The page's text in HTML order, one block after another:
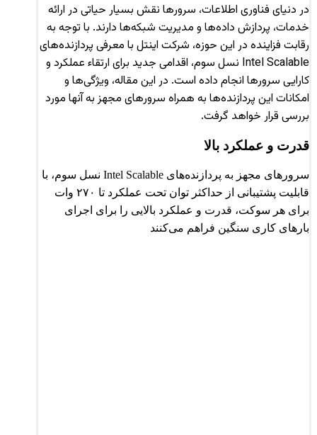
در دنیای فناوری اطلاعات، سرورها نقش بسیار حیاتی در ارائه
خدمات، پردازش داده‌ها و مدیریت شبکه‌ها دارند. با توجه به
رقابت فزاینده در این حوزه، شرکت اینتل با معرفی پردازنده‌های
Intel Scalable نسل سوم، اقدامی جدید برای ارتقاء عملکرد و
کارایی سرورها انجام داده است. در این مقاله، ویژگی‌ها و
امکانات این پردازنده‌ها به همراه سرورهای مجهز به آنها مورد
بررسی قرار خواهد گرفت.
قدرت و عملکرد بالا
سرورهای مجهز به پردازنده‌های Intel Scalable نسل سوم، با
قابلیت پشتیبانی از حداکثر توان تحت عملکرد تا ۲۷۰ وات
برای هر سوکت، قدرت و عملکرد بالایی را برای اجرای
بارهای کاری سنگین فراهم می‌کنند